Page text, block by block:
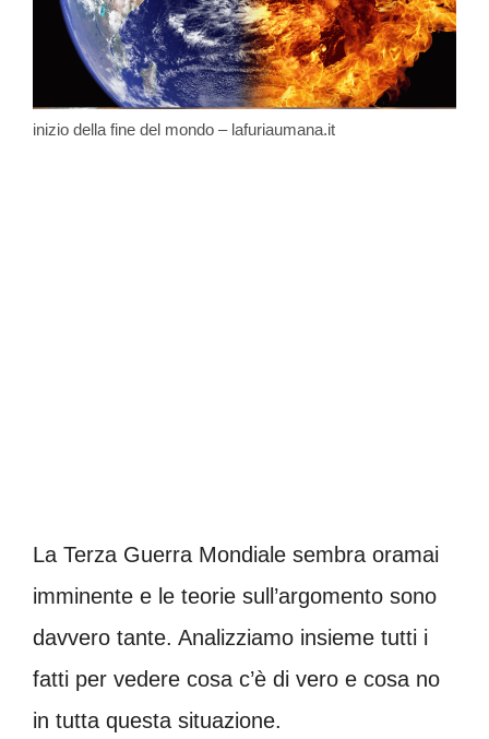
inizio della fine del mondo – lafuriaumana.it
La Terza Guerra Mondiale sembra oramai
imminente e le teorie sull’argomento sono
davvero tante. Analizziamo insieme tutti i
fatti per vedere cosa c’è di vero e cosa no
in tutta questa situazione.